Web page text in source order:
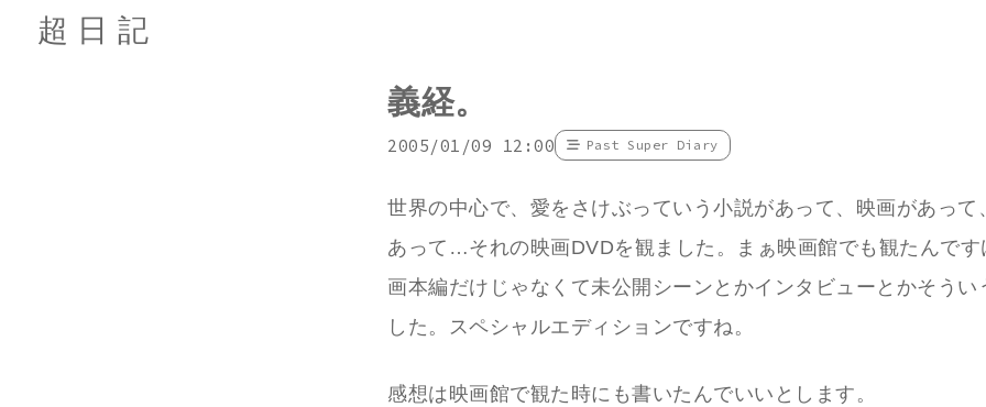
超日記
義経。
2005/01/09 12:00 Past Super Diary
世界の中心で、愛をさけぶっていう小説があって、映画があって
あって…それの映画DVDを観ました。まぁ映画館でも観たんです
画本編だけじゃなくて未公開シーンとかインタビューとかそうい
した。スペシャルエディションですね。
感想は映画館で観た時にも書いたんでいいとします。